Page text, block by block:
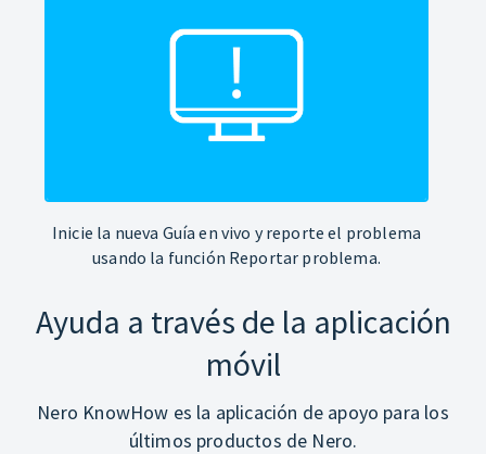
Inicie la nueva Guía en vivo y reporte el problema
usando la función Reportar problema.
Ayuda a través de la aplicación
móvil
Nero KnowHow es la aplicación de apoyo para los
últimos productos de Nero.